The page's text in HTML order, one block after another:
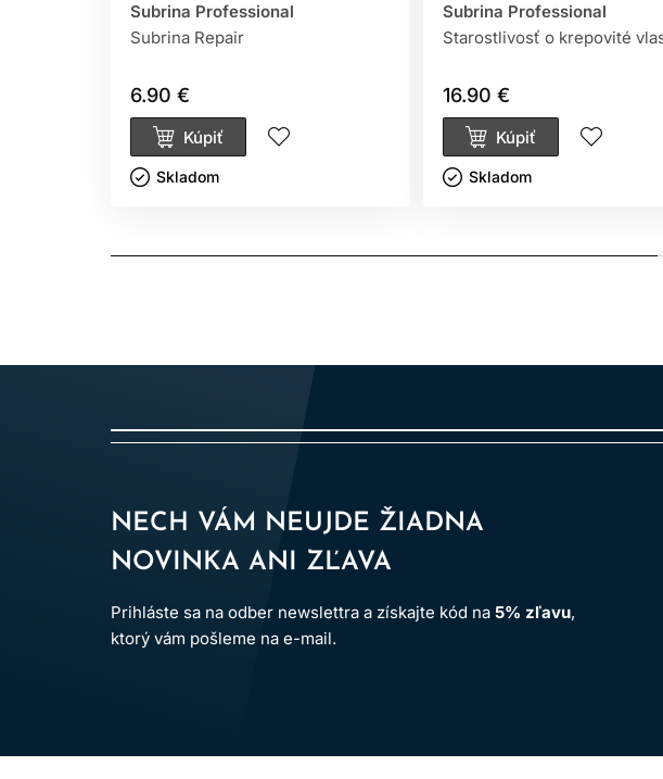
Subrina Professional
Subrina Repair
6.90 €
Kúpiť
Skladom ㅤ
Subrina Professional
Starostlivosť o krepovité
16.90 €
Kúpiť
Skladom ㅤ
NECH VÁM NEUJDE ŽIADNA
NOVINKA ANI ZĽAVA
Prihláste sa na odber newslettra a získajte kód na 5% zľavu,
ktorý vám pošleme na e-mail.